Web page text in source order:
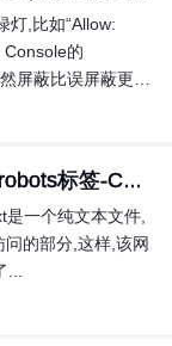
灯,比如“Allow:
的
屏蔽比误屏蔽更安
签-CSDN博客
一个纯文本文件,
的部分,这样,该网